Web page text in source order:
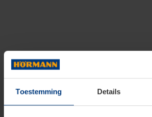
Toestemming Details